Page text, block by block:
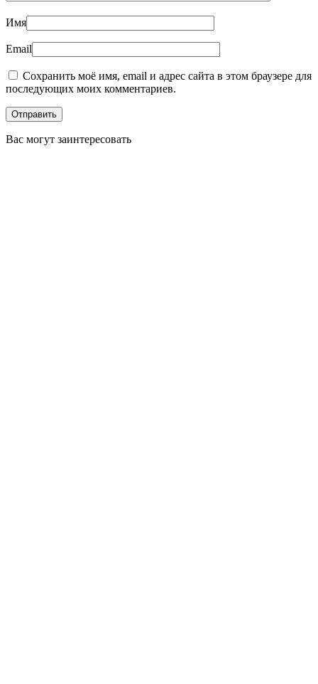
Имя
Email
Сохранить моё имя, email и адрес сайта в этом браузере для
последующих моих комментариев.
Вас могут заинтересовать